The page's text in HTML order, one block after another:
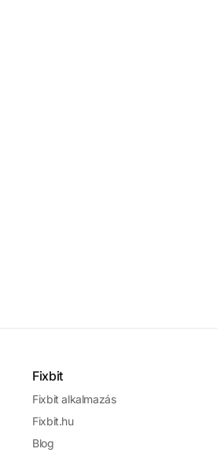
Fixbit
Fixbit alkalmazás
Fixbit.hu
Blog